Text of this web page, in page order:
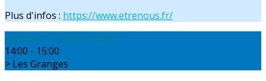
Plus d'infos : https://www.etrenous.fr/
vendredi 17 octobre 2025
14:00 - 15:00
Les Granges